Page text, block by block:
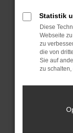
sind.
Veraltete
führen,
Wende
Wenn du
hast,
uns
Statistik
Diese
Webseite
zu
die von
Sie auf
zu